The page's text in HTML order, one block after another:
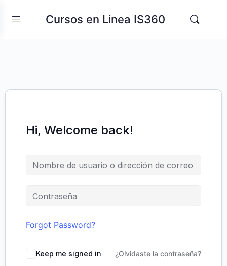
Cursos en Linea IS360
Hi, Welcome back!
Forgot Password?
Keep me signed in ¿Olvidaste la contraseña?